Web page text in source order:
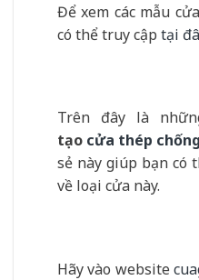
Để xem các mẫu
có thể truy cập tại
Trên đây là
tạo cửa thép
sẻ này giúp bạn có
về loại cửa này.
Hãy vào website